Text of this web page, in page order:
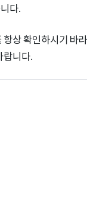
다.
상 확인하시기 바
랍니다.